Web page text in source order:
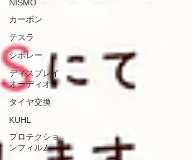
NISMO
カーボン
テスラ
シボレー
ディスプレイ
オーディオ
タイヤ交換
KUHL
プロテクショ
ンフィルム